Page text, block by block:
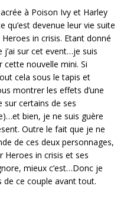
à Poison Ivy et Harley
qu’est devenue leur vie suite
in crisis. Etant donné
sur cet event…je suis
nouvelle mini. Si
cela sous le tapis et
montrer les effets d’une
certains de ses
bien, je ne suis guère
Outre le fait que je ne
de ces deux personnages,
Heroes in crisis et ses
mieux c’est…Donc je
de ce couple avant tout.